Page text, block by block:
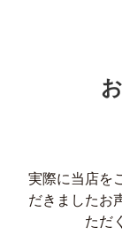
実際に当店を
だきましたお
ただ